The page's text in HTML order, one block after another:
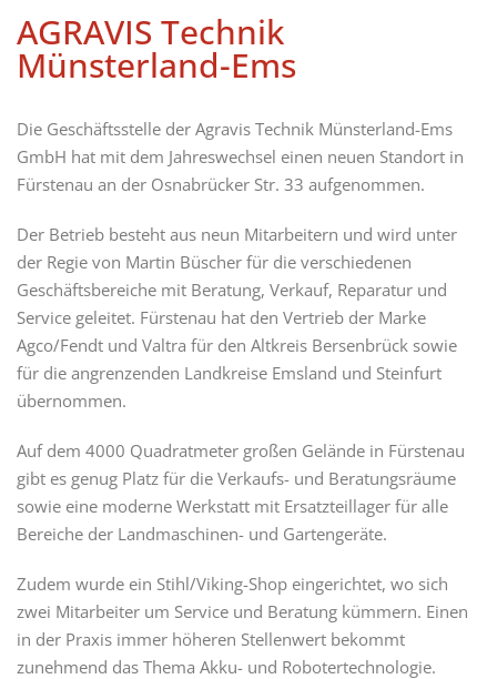
AGRAVIS Technik
Münsterland-Ems
Die Geschäftsstelle der Agravis Technik Münsterland-Ems
GmbH hat mit dem Jahreswechsel einen neuen Standort in
Fürstenau an der Osnabrücker Str. 33 aufgenommen.
Der Betrieb besteht aus neun Mitarbeitern und wird unter
der Regie von Martin Büscher für die verschiedenen
Geschäftsbereiche mit Beratung, Verkauf, Reparatur und
Service geleitet. Fürstenau hat den Vertrieb der Marke
Agco/Fendt und Valtra für den Altkreis Bersenbrück sowie
für die angrenzenden Landkreise Emsland und Steinfurt
übernommen.
Auf dem 4000 Quadratmeter großen Gelände in Fürstenau
gibt es genug Platz für die Verkaufs- und Beratungsräume
sowie eine moderne Werkstatt mit Ersatzteillager für alle
Bereiche der Landmaschinen- und Gartengeräte.
Zudem wurde ein Stihl/Viking-Shop eingerichtet, wo sich
zwei Mitarbeiter um Service und Beratung kümmern. Einen
in der Praxis immer höheren Stellenwert bekommt
zunehmend das Thema Akku- und Robotertechnologie.